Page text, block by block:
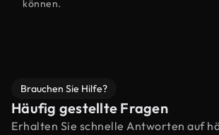
können.
Brauchen Sie Hilfe?
Häufig gestellte Fragen
Erhalten Sie schnelle Antworten auf